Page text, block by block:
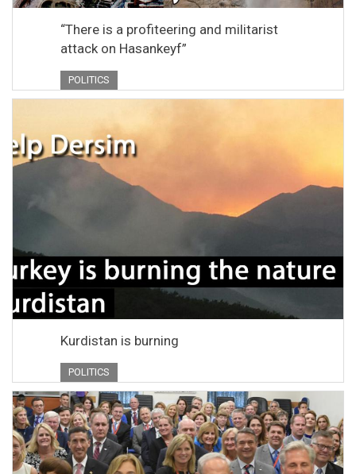
“There is a profiteering and militarist
attack on Hasankeyf”
POLITICS
Kurdistan is burning
POLITICS